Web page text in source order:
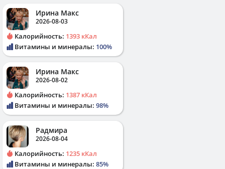
Ирина Макс
2026-08-03
Калорийность: 1393 кКал
Витамины и минералы: 100%
Ирина Макс
2026-08-02
Калорийность: 1387 кКал
Витамины и минералы: 98%
Радмира
2026-08-04
Калорийность: 1235 кКал
Витамины и минералы: 85%